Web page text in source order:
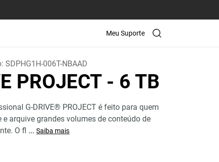
Meu Suporte
SDPHG1H-006T-NBAAD
PROJECT - 6 TB
G-DRIVE® PROJECT é feito para quem
e arquive grandes volumes de conteúdo de
O fl ... Saiba mais